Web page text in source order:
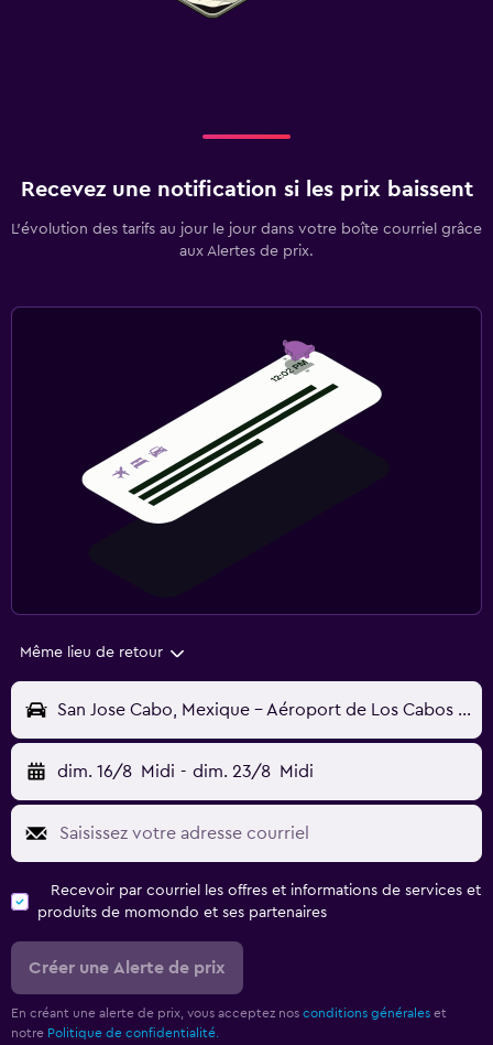
Recevez une notification si les prix baissent
L’évolution des tarifs au jour le jour dans votre boîte courriel grâce
aux Alertes de prix.
Même lieu de retour
San Jose Cabo, Mexique - Aéroport de Los Cabos (San Jose del Cabo) (SJD)
dim. 16/8 Midi - dim. 23/8 Midi
Recevoir par courriel les offres et informations de services et
produits de momondo et ses partenaires
Créer une Alerte de prix
En créant une alerte de prix, vous acceptez nos conditions générales et
notre Politique de confidentialité.